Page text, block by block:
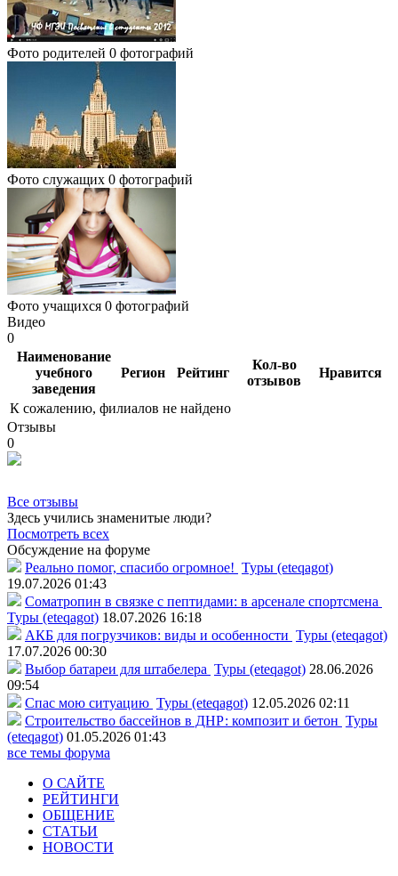
Фото родителей 0 фотографий
Фото служащих 0 фотографий
Фото учащихся 0 фотографий
Видео
0
Наименование
учебного
заведения
Регион Рейтинг
Кол-во
отзывов
Нравится
К сожалению, филиалов не найдено
Отзывы
0
Все отзывы
Здесь учились знаменитые люди?
Посмотреть всех
Обсуждение на форуме
Реально помог, спасибо огромное! Туры (eteqagot)
19.07.2026 01:43
Соматропин в связке с пептидами: в арсенале спортсмена
Туры (eteqagot) 18.07.2026 16:18
АКБ для погрузчиков: виды и особенности Туры (eteqagot)
17.07.2026 00:30
Выбор батареи для штабелера Туры (eteqagot) 28.06.2026
09:54
Спас мою ситуацию Туры (eteqagot) 12.05.2026 02:11
Строительство бассейнов в ДНР: композит и бетон Туры
(eteqagot) 01.05.2026 01:43
все темы форума
О САЙТЕ
РЕЙТИНГИ
ОБЩЕНИЕ
СТАТЬИ
НОВОСТИ